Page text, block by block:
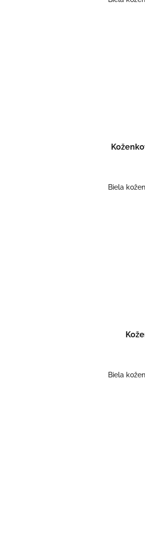
Biela
Biela